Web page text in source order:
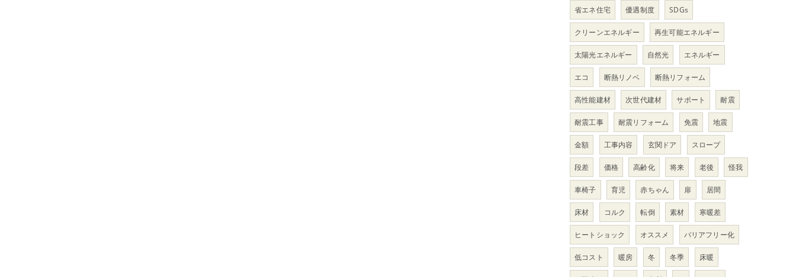
省エネ住宅 優遇制度 SDGs
クリーンエネルギー 再生可能エネルギー
太陽光エネルギー 自然光 エネルギー
エコ 断熱リノベ 断熱リフォーム
高性能建材 次世代建材 サポート 耐震
耐震工事 耐震リフォーム 免震 地震
金額 工事内容 玄関ドア スロープ
段差 価格 高齢化 将来 老後 怪我
車椅子 育児 赤ちゃん 扉 居間
床材 コルク 転倒 素材 寒暖差
ヒートショック オススメ バリアフリー化
低コスト 暖房 冬 冬季 床暖